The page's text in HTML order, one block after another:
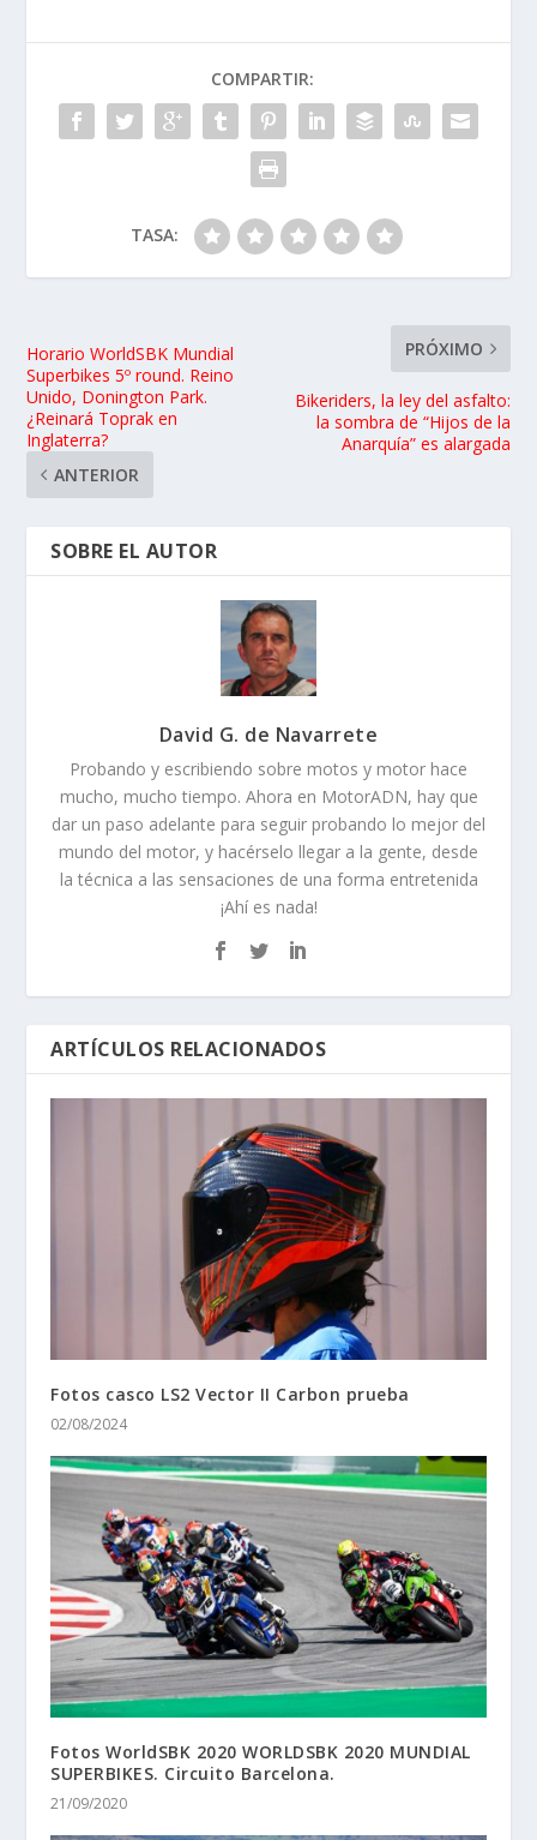
COMPARTIR:
TASA:
Horario WorldSBK Mundial
Superbikes 5º round. Reino
Unido, Donington Park.
¿Reinará Toprak en
Inglaterra?
ANTERIOR
PRÓXIMO
Bikeriders, la ley del asfalto:
la sombra de “Hijos de la
Anarquía” es alargada
SOBRE EL AUTOR
David G. de Navarrete
Probando y escribiendo sobre motos y motor hace
mucho, mucho tiempo. Ahora en MotorADN, hay que
dar un paso adelante para seguir probando lo mejor del
mundo del motor, y hacérselo llegar a la gente, desde
la técnica a las sensaciones de una forma entretenida
¡Ahí es nada!
ARTÍCULOS RELACIONADOS
Fotos casco LS2 Vector II Carbon prueba
02/08/2024
Fotos WorldSBK 2020 WORLDSBK 2020 MUNDIAL
SUPERBIKES. Circuito Barcelona.
21/09/2020